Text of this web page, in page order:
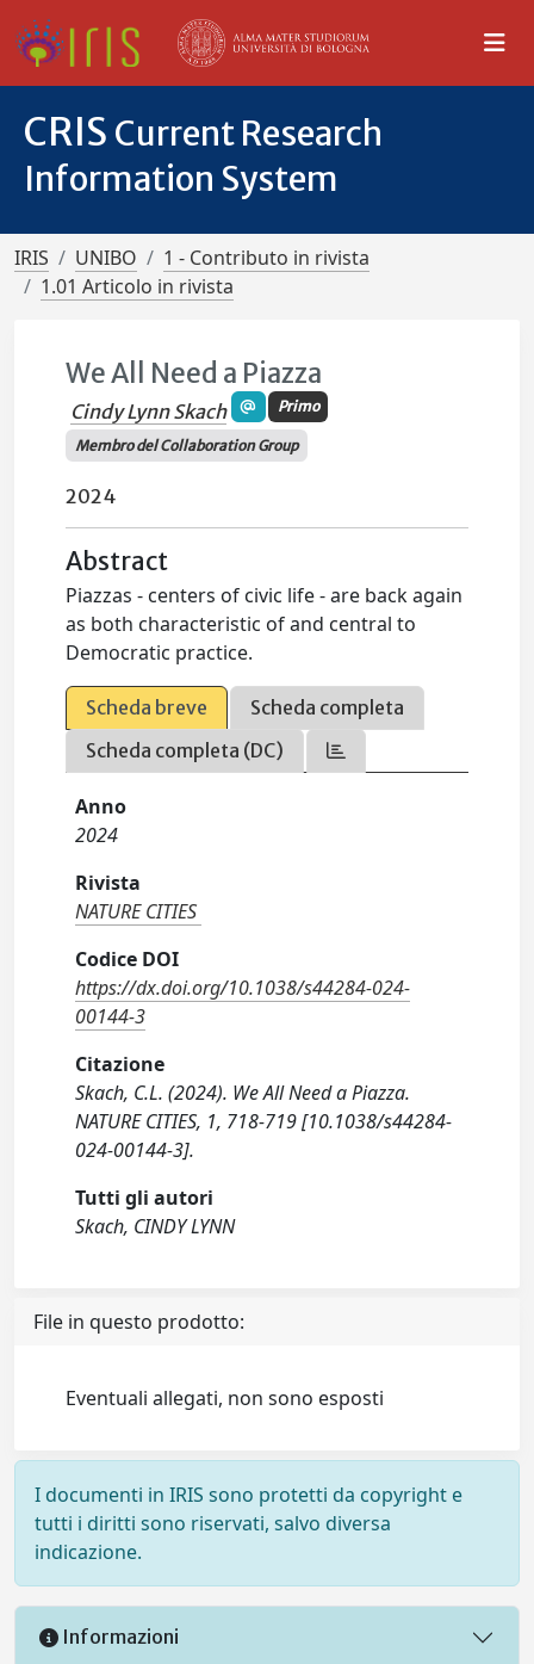
CRIS Current Research
Information System
IRIS UNIBO
1 - Contributo in rivista
1.01 Articolo in rivista
We All Need a Piazza
Cindy Lynn Skach Primo
Membro del Collaboration Group
2024
Abstract
Piazzas - centers of civic life - are back again
as both characteristic of and central to
Democratic practice.
Scheda breve
Scheda completa
Scheda completa (DC)
Anno
2024
Rivista
NATURE CITIES
Codice DOI
https://dx.doi.org/10.1038/s44284-024-
00144-3
Citazione
Skach, C.L. (2024). We All Need a Piazza.
NATURE CITIES, 1, 718-719 [10.1038/s44284-
024-00144-3].
Tutti gli autori
Skach, CINDY LYNN
File in questo prodotto:
Eventuali allegati, non sono esposti
I documenti in IRIS sono protetti da copyright e
tutti i diritti sono riservati, salvo diversa
indicazione.
Informazioni